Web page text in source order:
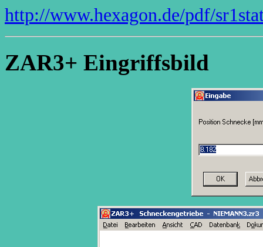
http://www.hexagon.de/pdf/
ZAR3+ Eingriffsbild